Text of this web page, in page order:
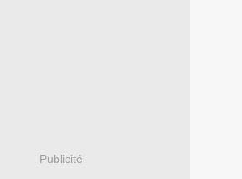
Publicité